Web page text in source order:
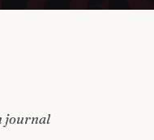
journal